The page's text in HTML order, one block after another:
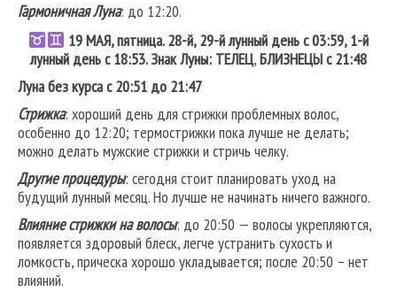
Гармоничная Луна: до 12:20.
19 МАЯ, пятница. 28-й, 29-й лунный день с 03:59, 1-й
лунный день с 18:53. Знак Луны: ТЕЛЕЦ,БЛИЗНЕЦЫс 21:48
Луна без курса с 20:51 до 21:47
Стрижка: хороший день для стрижки проблемных волос,
особенно до 12:20; термострижки пока лучше не делать;
можно делать мужские стрижки и стричь челку.
Другие процедуры: сегодня стоит планировать уход на
будущий лунный месяц. Но лучше не начинать ничего важного.
Влияние стрижки на волосы: до 20:50 — волосы укрепляются,
появляется здоровый блеск, легче устранить сухость и
ломкость, прическа хорошо укладывается; после 20:50 – нет
влияний.